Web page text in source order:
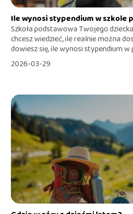
Ile wynosi stypendium w szkole
Szkoła podstawowa Twojego
chcesz wiedzieć, ile realnie można
dowiesz się, ile wynosi stypendium
2026-03-29